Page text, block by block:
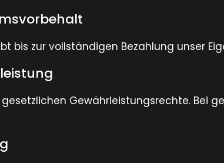
bis zur vollständigen Bezahlung unser
gesetzlichen Gewährleistungsrechte. Bei